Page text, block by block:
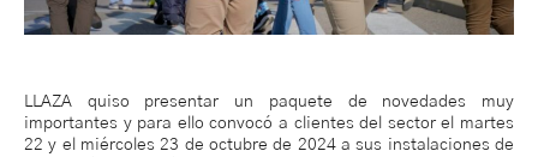
LLAZA quiso presentar un paquete de novedades muy
importantes y para ello convocó a clientes del sector el martes
22 y el miércoles 23 de octubre de 2024 a sus instalaciones de